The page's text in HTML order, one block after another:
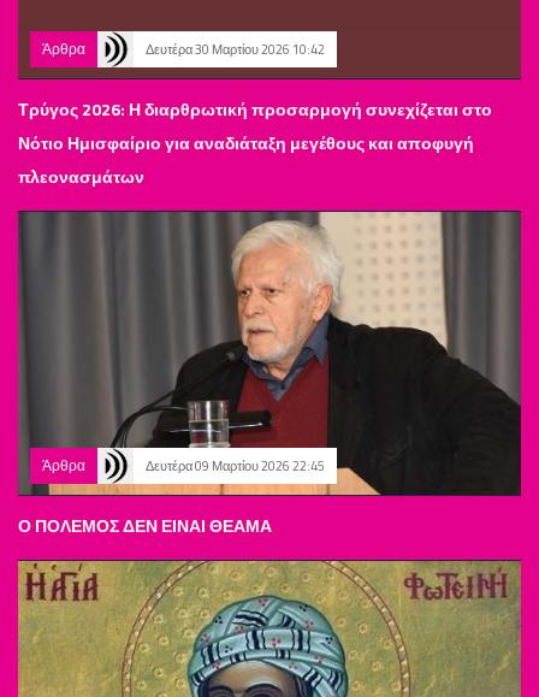
Άρθρα Δευτέρα 30 Μαρτίου 2026 10:42
Τρύγος 2026: Η διαρθρωτική προσαρμογή συνεχίζεται στο
Νότιο Ημισφαίριο για αναδιάταξη μεγέθους και αποφυγή
πλεονασμάτων
Άρθρα Δευτέρα 09 Μαρτίου 2026 22:45
Ο ΠΟΛΕΜΟΣ ΔΕΝ ΕΙΝΑΙ ΘΕΑΜΑ